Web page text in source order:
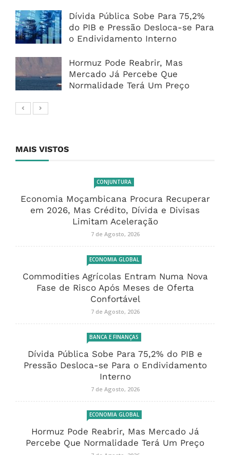
Dívida Pública Sobe Para 75,2%
do PIB e Pressão Desloca-se Para
o Endividamento Interno
Hormuz Pode Reabrir, Mas
Mercado Já Percebe Que
Normalidade Terá Um Preço
MAIS VISTOS
CONJUNTURA
Economia Moçambicana Procura Recuperar
em 2026, Mas Crédito, Dívida e Divisas
Limitam Aceleração
7 de Agosto, 2026
ECONOMIA GLOBAL
Commodities Agrícolas Entram Numa Nova
Fase de Risco Após Meses de Oferta
Confortável
7 de Agosto, 2026
BANCA E FINANÇAS
Dívida Pública Sobe Para 75,2% do PIB e
Pressão Desloca-se Para o Endividamento
Interno
7 de Agosto, 2026
ECONOMIA GLOBAL
Hormuz Pode Reabrir, Mas Mercado Já
Percebe Que Normalidade Terá Um Preço